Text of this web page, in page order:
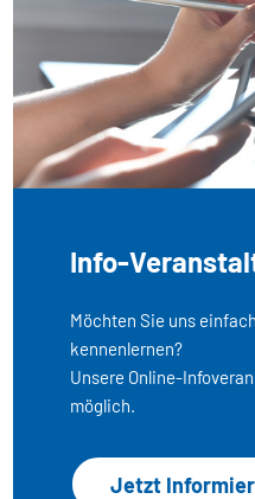
Info-
Möchten Sie uns
kennenlernen?
Unsere Online-
möglich.
Jetzt